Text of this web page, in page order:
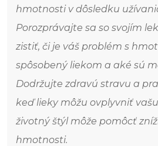
hmotnosti v dôsledku
Porozprávajte sa so svojím
zistiť, či je váš problém s
spôsobený liekom a aké sú
Dodržujte zdravú stravu a
keď lieky môžu ovplyvniť
životný štýl môže pomôcť
hmotnosti.